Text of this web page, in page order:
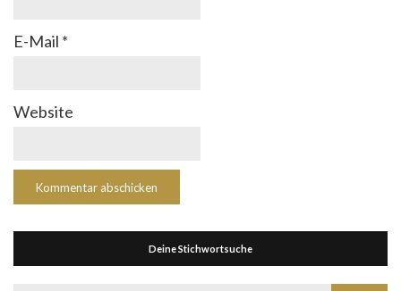
E-Mail *
Website
Deine Stichwortsuche